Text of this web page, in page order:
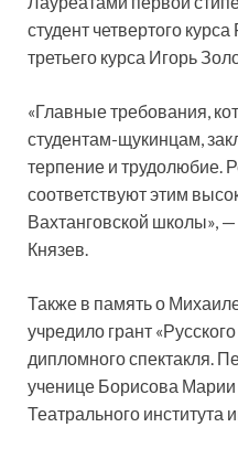
студент четвертого
третьего курса Игорь
«Главные требования,
студентам-щукинцам,
терпение и трудолюбие.
соответствуют этим
Вахтанговской школы»,
Князев.
Также в память о
учредило грант
дипломного спектакля.
ученице Борисова
Театрального